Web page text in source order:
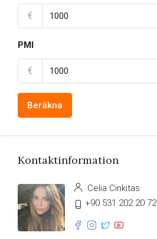
€
PMI
€
Beräkna
Kontaktinformation
Celia Cinkitas
+90 531 202 20 72